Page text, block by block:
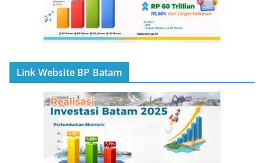
Link Website BP Batam